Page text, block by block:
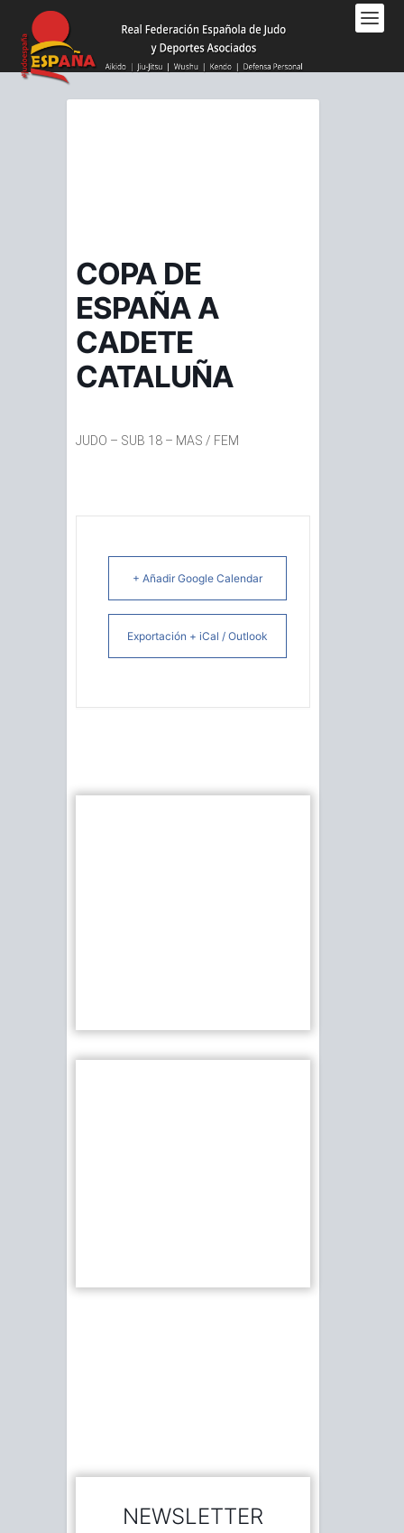
este
sitio
web
COPA DE
ESPAÑA A
CADETE
CATALUÑA
JUDO – SUB 18 – MAS / FEM
+ Añadir Google Calendar
Exportación + iCal / Outlook
NEWSLETTER